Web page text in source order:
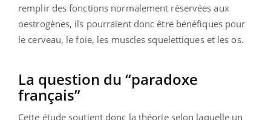
remplir des fonctions normalement réservées aux
oestrogènes, ils pourraient donc être bénéfiques pour
le cerveau, le foie, les muscles squelettiques et les os.
La question du “paradoxe
français”
Cette étude soutient donc la théorie selon laquelle un